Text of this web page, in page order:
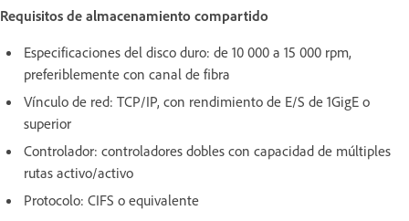
Requisitos de almacenamiento compartido
Especificaciones del disco duro: de 10 000 a 15 000 rpm,
preferiblemente con canal de fibra
Vínculo de red: TCP/IP, con rendimiento de E/S de 1GigE o
superior
Controlador: controladores dobles con capacidad de múltiples
rutas activo/activo
Protocolo: CIFS o equivalente